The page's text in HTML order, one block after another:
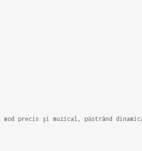
mod precis și muzical, păstrând